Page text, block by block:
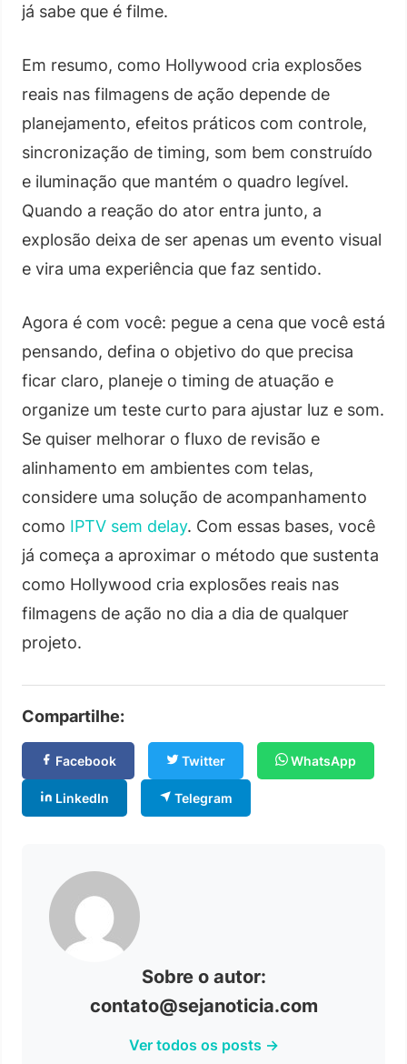
já sabe que é filme.
Em resumo, como Hollywood cria explosões
reais nas filmagens de ação depende de
planejamento, efeitos práticos com controle,
sincronização de timing, som bem construído
e iluminação que mantém o quadro legível.
Quando a reação do ator entra junto, a
explosão deixa de ser apenas um evento visual
e vira uma experiência que faz sentido.
Agora é com você: pegue a cena que você está
pensando, defina o objetivo do que precisa
ficar claro, planeje o timing de atuação e
organize um teste curto para ajustar luz e som.
Se quiser melhorar o fluxo de revisão e
alinhamento em ambientes com telas,
considere uma solução de acompanhamento
como IPTV sem delay. Com essas bases, você
já começa a aproximar o método que sustenta
como Hollywood cria explosões reais nas
filmagens de ação no dia a dia de qualquer
projeto.
Compartilhe:
Facebook Twitter WhatsApp
LinkedIn Telegram
Sobre o autor:
contato@sejanoticia.com
Ver todos os posts →